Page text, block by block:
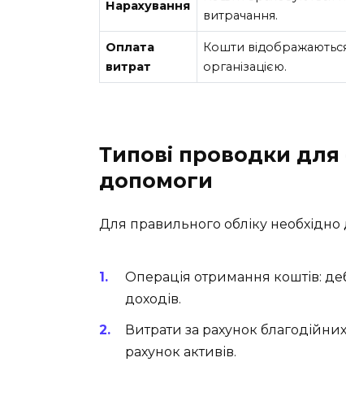
Нарахування
витрачання.
Оплата
витрат
Кошти
організацією.
Типові проводки для
допомоги
Для правильного обліку
Операція отримання коштів:
доходів.
Витрати за рахунок
рахунок активів.